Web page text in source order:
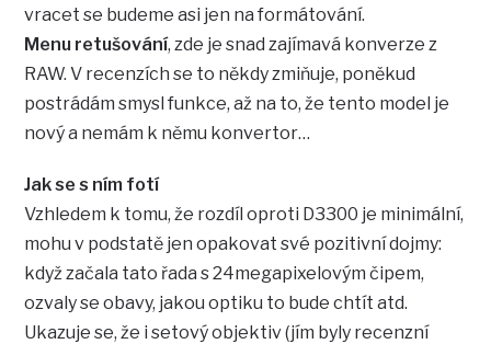
vracet se budeme asi jen na formátování.
Menu retušování, zde je snad zajímavá konverze z
RAW. V recenzích se to někdy zmiňuje, poněkud
postrádám smysl funkce, až na to, že tento model je
nový a nemám k němu konvertor…
Jak se s ním fotí
Vzhledem k tomu, že rozdíl oproti D3300 je minimální,
mohu v podstatě jen opakovat své pozitivní dojmy:
když začala tato řada s 24megapixelovým čipem,
ozvaly se obavy, jakou optiku to bude chtít atd.
Ukazuje se, že i setový objektiv (jím byly recenzní